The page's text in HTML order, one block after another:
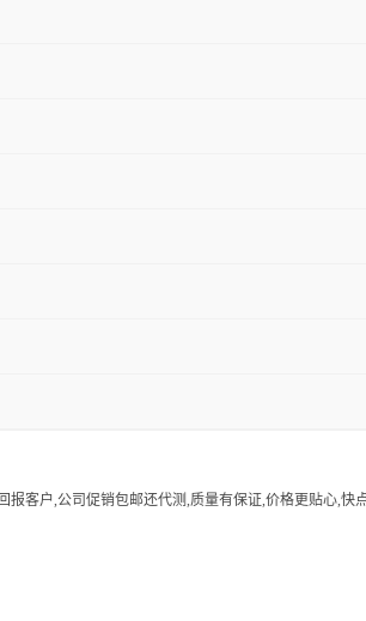
客户,公司促销包邮还代测,质量有保证,价格更贴心,快